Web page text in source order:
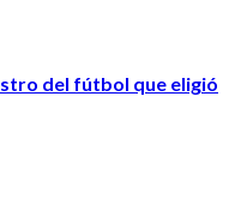
del fútbol que eligió